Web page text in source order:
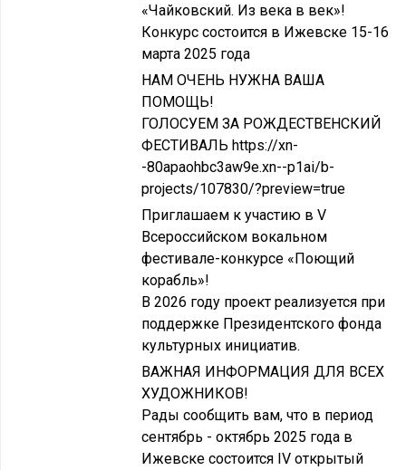
«Чайковский. Из века в век»!
Конкурс состоится в Ижевске 15-16
марта 2025 года
НАМ ОЧЕНЬ НУЖНА ВАША
ПОМОЩЬ!
ГОЛОСУЕМ ЗА РОЖДЕСТВЕНСКИЙ
ФЕСТИВАЛЬ https://xn-
-80apaohbc3aw9e.xn--p1ai/b-
projects/107830/?preview=true
Приглашаем к участию в V
Всероссийском вокальном
фестивале-конкурсе «Поющий
корабль»!
В 2026 году проект реализуется при
поддержке Президентского фонда
культурных инициатив.
ВАЖНАЯ ИНФОРМАЦИЯ ДЛЯ ВСЕХ
ХУДОЖНИКОВ!
Рады сообщить вам, что в период
сентябрь - октябрь 2025 года в
Ижевске состоится IV открытый